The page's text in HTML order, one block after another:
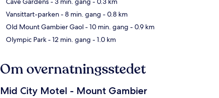
Vansittart-parken- 8 min. gang - 0.8 km
Old Mount Gambier Gaol- 10 min. gang - 0.9 km
Olympic Park- 12 min. gang - 1.0 km
Om overnatningsstedet
Mid City Motel - Mount Gambier